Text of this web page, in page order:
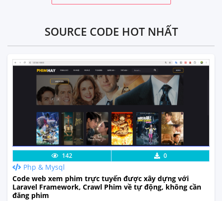
SOURCE CODE HOT NHẤT
Lưu code Xem Thực Tế
142 0
Php & Mysql
Code web xem phim trực tuyến được xây dựng với
Laravel Framework, Crawl Phim về tự động, không cần
đăng phim